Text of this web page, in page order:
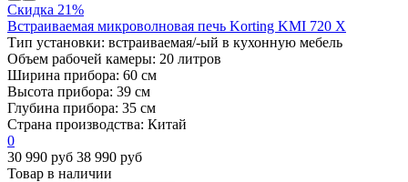
Скидка 21%
Встраиваемая микроволновая печь Korting KMI 720 X
Тип установки: встраиваемая/-ый в кухонную мебель
Объем рабочей камеры: 20 литров
Ширина прибора: 60 см
Высота прибора: 39 см
Глубина прибора: 35 см
Страна производства: Китай
0
30 990 руб 38 990 руб
Товар в наличии